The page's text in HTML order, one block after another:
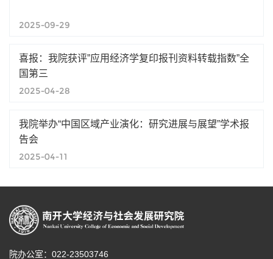
2025-09-29
喜报：我院获评”应用经济学复印报刊资料转载指数”全
国第三
2025-04-28
我院举办“中国区域产业演化：研究进展与展望”学术报
告会
2025-04-11
院办公室：022-23503746